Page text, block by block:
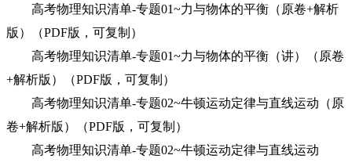
高考物理知识清单-专题01~力与物体的平衡（原卷+解析
版）（PDF版，可复制）
高考物理知识清单-专题01~力与物体的平衡（讲）（原卷
+解析版）（PDF版，可复制）
高考物理知识清单-专题02~牛顿运动定律与直线运动（原
卷+解析版）（PDF版，可复制）
高考物理知识清单-专题02~牛顿运动定律与直线运动